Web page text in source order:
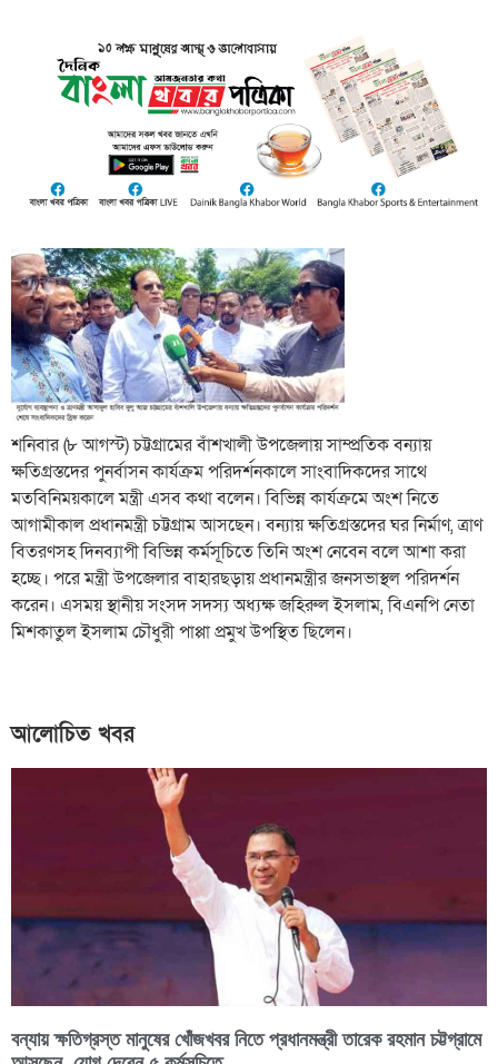
শনিবার (৮ আগস্ট) চট্টগ্রামের বাঁশখালী উপজেলায় সাম্প্রতিক বন্যায়
ক্ষতিগ্রস্তদের পুনর্বাসন কার্যক্রম পরিদর্শনকালে সাংবাদিকদের সাথে
মতবিনিময়কালে মন্ত্রী এসব কথা বলেন। বিভিন্ন কার্যক্রমে অংশ নিতে
আগামীকাল প্রধানমন্ত্রী চট্টগ্রাম আসছেন। বন্যায় ক্ষতিগ্রস্তদের ঘর নির্মাণ, ত্রাণ
বিতরণসহ দিনব্যাপী বিভিন্ন কর্মসূচিতে তিনি অংশ নেবেন বলে আশা করা
হচ্ছে। পরে মন্ত্রী উপজেলার বাহারছড়ায় প্রধানমন্ত্রীর জনসভাস্থল পরিদর্শন
করেন। এসময় স্থানীয় সংসদ সদস্য অধ্যক্ষ জহিরুল ইসলাম, বিএনপি নেতা
মিশকাতুল ইসলাম চৌধুরী পাপ্পা প্রমুখ উপস্থিত ছিলেন।
আলোচিত খবর
বন্যায় ক্ষতিগ্রস্ত মানুষের খোঁজখবর নিতে প্রধানমন্ত্রী তারেক রহমান চট্টগ্রামে